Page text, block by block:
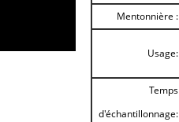
Mentonnière :
Usage:
Temps
d'échantillonnage: